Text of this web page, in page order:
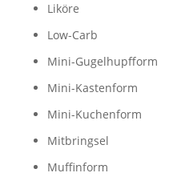
Liköre
Low-Carb
Mini-Gugelhupfform
Mini-Kastenform
Mini-Kuchenform
Mitbringsel
Muffinform